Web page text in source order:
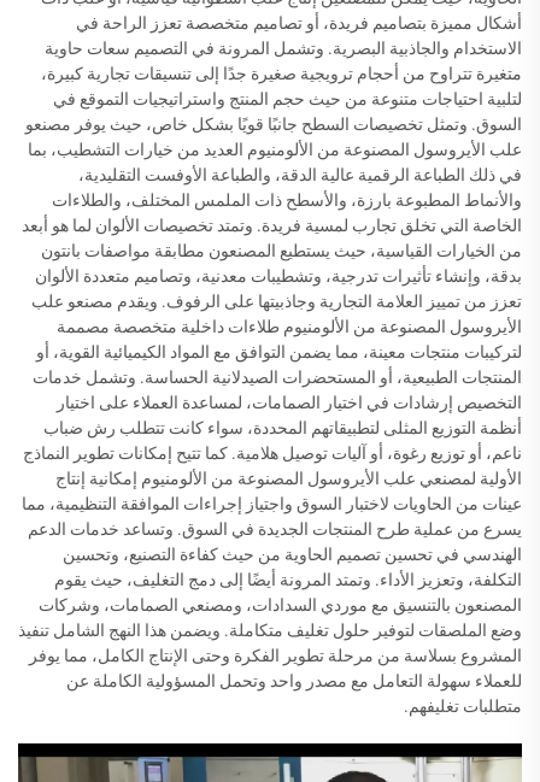
أشكال مميزة بتصاميم فريدة، أو تصاميم متخصصة تعزز الراحة في
الاستخدام والجاذبية البصرية. وتشمل المرونة في التصميم سعات حاوية
متغيرة تتراوح من أحجام ترويجية صغيرة جدًا إلى تنسيقات تجارية كبيرة،
لتلبية احتياجات متنوعة من حيث حجم المنتج واستراتيجيات التموقع في
السوق. وتمثل تخصيصات السطح جانبًا قويًا بشكل خاص، حيث يوفر مصنعو
علب الأيروسول المصنوعة من الألومنيوم العديد من خيارات التشطيب، بما
في ذلك الطباعة الرقمية عالية الدقة، والطباعة الأوفست التقليدية،
والأنماط المطبوعة بارزة، والأسطح ذات الملمس المختلف، والطلاءات
الخاصة التي تخلق تجارب لمسية فريدة. وتمتد تخصيصات الألوان لما هو أبعد
من الخيارات القياسية، حيث يستطيع المصنعون مطابقة مواصفات بانتون
بدقة، وإنشاء تأثيرات تدرجية، وتشطيبات معدنية، وتصاميم متعددة الألوان
تعزز من تمييز العلامة التجارية وجاذبيتها على الرفوف. ويقدم مصنعو علب
الأيروسول المصنوعة من الألومنيوم طلاءات داخلية متخصصة مصممة
لتركيبات منتجات معينة، مما يضمن التوافق مع المواد الكيميائية القوية، أو
المنتجات الطبيعية، أو المستحضرات الصيدلانية الحساسة. وتشمل خدمات
التخصيص إرشادات في اختيار الصمامات، لمساعدة العملاء على اختيار
أنظمة التوزيع المثلى لتطبيقاتهم المحددة، سواء كانت تتطلب رش ضباب
ناعم، أو توزيع رغوة، أو آليات توصيل هلامية. كما تتيح إمكانات تطوير النماذج
الأولية لمصنعي علب الأيروسول المصنوعة من الألومنيوم إمكانية إنتاج
عينات من الحاويات لاختبار السوق واجتياز إجراءات الموافقة التنظيمية، مما
يسرع من عملية طرح المنتجات الجديدة في السوق. وتساعد خدمات الدعم
الهندسي في تحسين تصميم الحاوية من حيث كفاءة التصنيع، وتحسين
التكلفة، وتعزيز الأداء. وتمتد المرونة أيضًا إلى دمج التغليف، حيث يقوم
المصنعون بالتنسيق مع موردي السدادات، ومصنعي الصمامات، وشركات
وضع الملصقات لتوفير حلول تغليف متكاملة. ويضمن هذا النهج الشامل تنفيذ
المشروع بسلاسة من مرحلة تطوير الفكرة وحتى الإنتاج الكامل، مما يوفر
للعملاء سهولة التعامل مع مصدر واحد وتحمل المسؤولية الكاملة عن
متطلبات تغليفهم.